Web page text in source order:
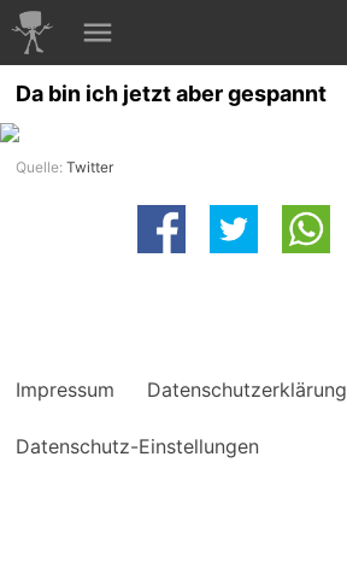
Da bin ich jetzt aber gespannt
Quelle:Twitter
Impressum Datenschutzerklärung
Datenschutz-Einstellungen